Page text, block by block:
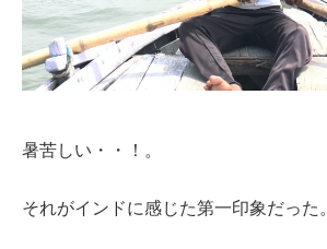
暑苦しい・・！。
それがインドに感じた第一印象だった。